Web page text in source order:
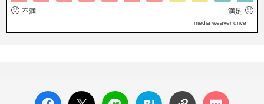
🙁 不満 満足 🙂
media weaver drive
facebo
X ポス
LINE
はてな
コメン